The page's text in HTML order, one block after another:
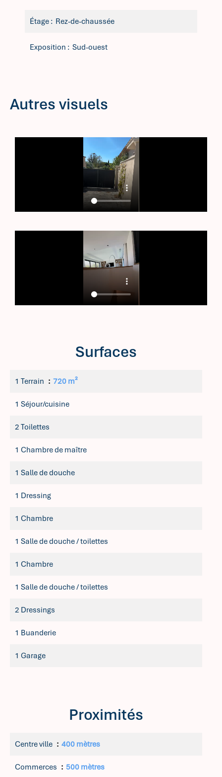
Étage Rez-de-chaussée
Exposition Sud-ouest
Autres visuels
Surfaces
1 Terrain 720 m²
1 Séjour/cuisine
2 Toilettes
1 Chambre de maître
1 Salle de douche
1 Dressing
1 Chambre
1 Salle de douche / toilettes
1 Chambre
1 Salle de douche / toilettes
2 Dressings
1 Buanderie
1 Garage
Proximités
Centre ville 400 mètres
Commerces 500 mètres